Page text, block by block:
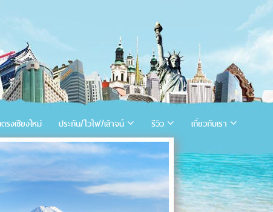
รงเชียงใหม่ ประกัน/ไวไฟ/เล้าจน์ รีวิว เกี่ยวกับเรา